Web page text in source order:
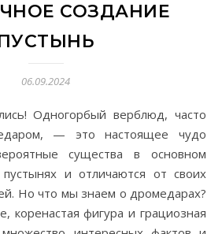
СОЗДАНИЕ
06.09.2024
— это настоящее чудо
существа в основном
и отличаются от своих
Но что мы знаем о дромедарах?
коренастая фигура и грациозная